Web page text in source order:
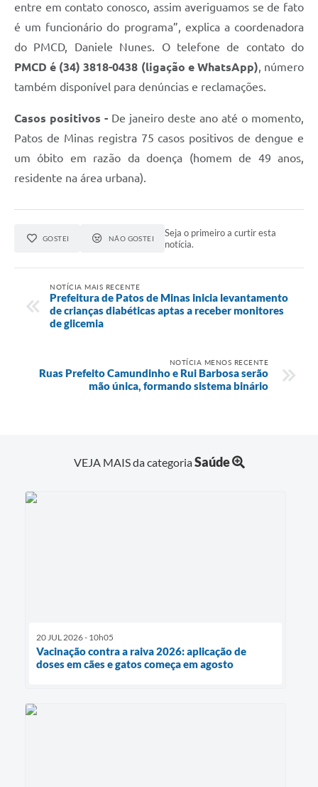
entre em contato conosco, assim averiguamos se de fato
é um funcionário do programa”, explica a coordenadora
do PMCD, Daniele Nunes. O telefone de contato do
PMCD é (34) 3818-0438 (ligação e WhatsApp), número
também disponível para denúncias e reclamações.
Casos positivos - De janeiro deste ano até o momento,
Patos de Minas registra 75 casos positivos de dengue e
um óbito em razão da doença (homem de 49 anos,
residente na área urbana).
GOSTEI NÃO GOSTEI
Seja o primeiro a curtir esta
notícia.
NOTÍCIA MAIS RECENTE
Prefeitura de Patos de Minas inicia levantamento
de crianças diabéticas aptas a receber monitores
de glicemia
NOTÍCIA MENOS RECENTE
Ruas Prefeito Camundinho e Rui Barbosa serão
mão única, formando sistema binário
VEJA MAIS da categoriaSaúde
20 JUL 2026 - 10h05
Vacinação contra a raiva 2026: aplicação de
doses em cães e gatos começa em agosto